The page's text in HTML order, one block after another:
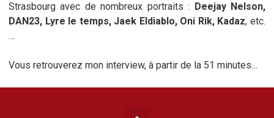
Strasbourg avec de nombreux portraits : Deejay Nelson,
DAN23, Lyre le temps, Jaek Eldiablo, Oni Rik, Kadaz, etc.
…
Vous retrouverez mon interview, à partir de la 51 minutes…